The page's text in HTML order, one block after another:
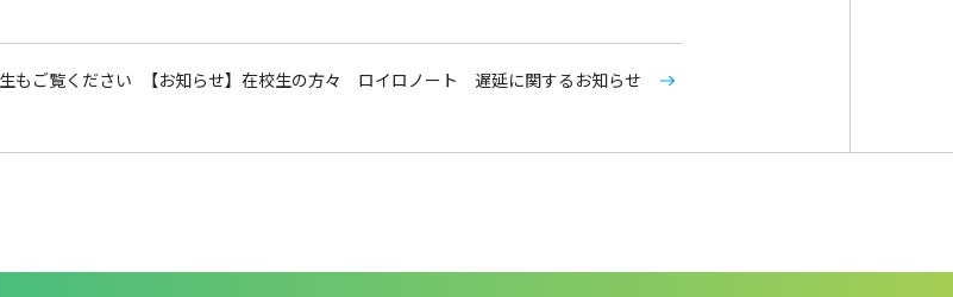
もご覧ください 【お知らせ】在校生の方々 ロイロノート 遅延に関するお知らせ